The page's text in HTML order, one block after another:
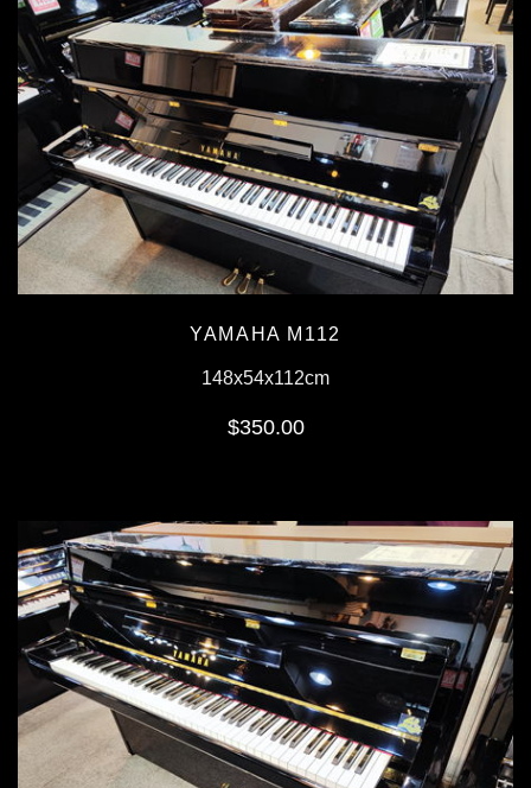
YAMAHA M112
148x54x112cm
$350.00